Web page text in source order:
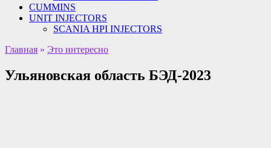
CUMMINS
UNIT INJECTORS
SCANIA HPI INJECTORS
Главная » Это интересно
Ульяновская область БЭД-2023